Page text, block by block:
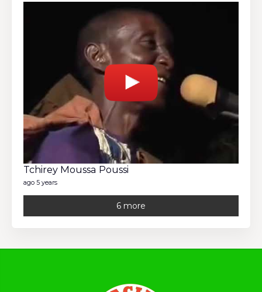
Tchirey Moussa Poussi
ago 5 years
6 more